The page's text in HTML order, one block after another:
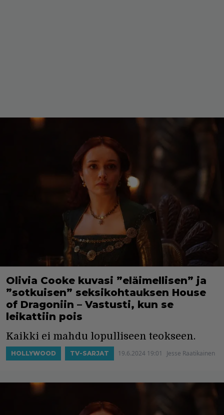
Olivia Cooke kuvasi ”eläimellisen” ja
”sotkuisen” seksikohtauksen House
of Dragoniin – Vastusti, kun se
leikattiin pois
Kaikki ei mahdu lopulliseen teokseen.
HOLLYWOOD TV-SARJAT 19.6.2024 19:01 Jesse Raatikainen